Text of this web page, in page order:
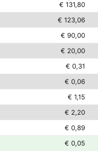
€ 131,80
€ 123,06
€ 90,00
€ 20,00
€ 0,31
€ 0,06
€ 1,15
€ 2,20
€ 0,89
€ 0,05